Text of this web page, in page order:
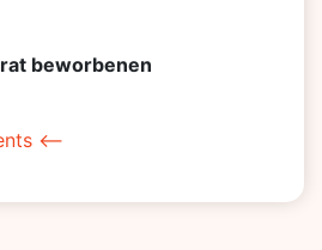
beworbenen
<–